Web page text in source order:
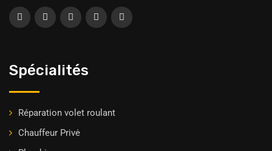
Spécialités
Réparation volet roulant
Chauffeur Privė